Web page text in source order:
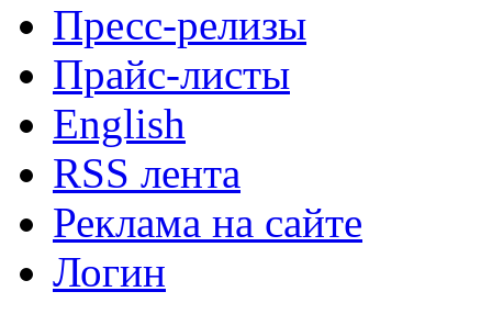
Пресс-релизы
Прайс-листы
English
RSS лента
Реклама на сайте
Логин